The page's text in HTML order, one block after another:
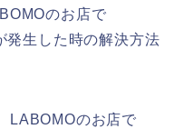
のお店で
発生した時の解決方法
LABOMOのお店で